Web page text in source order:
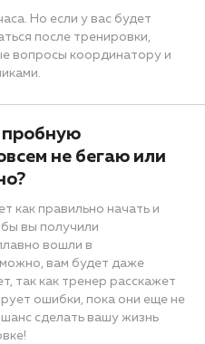
Но если у вас будет
после тренировки,
вопросы координатору и
не бегаю или
как правильно начать и
вы получили
вошли в
вам будет даже
так как тренер расскажет
ошибки, пока они еще не
сделать вашу жизнь